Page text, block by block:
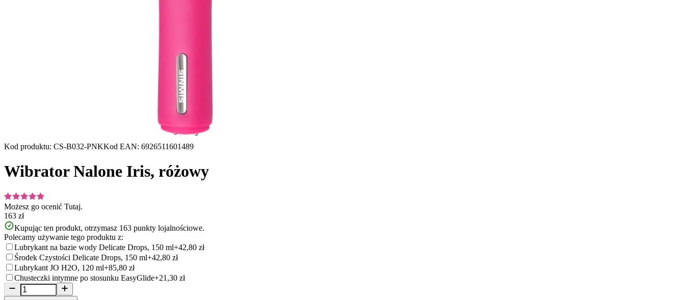
Kod produktu: CS-B032-PNKKod EAN: 6926511601489
Wibrator Nalone Iris, różowy
Możesz go ocenić Tutaj.
163 zł
Kupując ten produkt, otrzymasz 163 punkty lojalnościowe.
Polecamy używanie tego produktu z:
Lubrykant na bazie wody Delicate Drops, 150 ml+42,80 zł
Środek Czystości Delicate Drops, 150 ml+42,80 zł
Lubrykant JO H2O, 120 ml+85,80 zł
Chusteczki intymne po stosunku EasyGlide+21,30 zł